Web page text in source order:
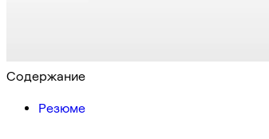
Содержание
Резюме